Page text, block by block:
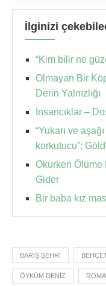
İlginizi
“Kim bilir ne
Olmayan Bir
Derin Yalnızlığı
İnsancıklar –
“Yukarı ve
korkutucu”:
Okurken Ölüme
Gider
Bir baba kız
BARIŞ ŞEHRI
ÖYKÜM DENIZ